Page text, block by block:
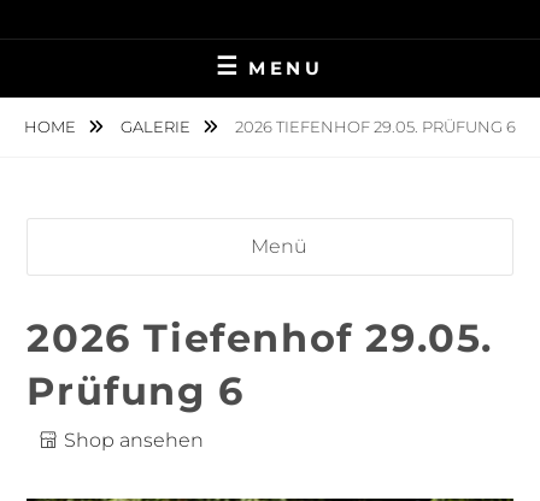
to
NINA MÜNCH
FOTOGRAFIE
MENU
HOME GALERIE 2026 TIEFENHOF 29.05. PRÜFUNG 6
Menü
2026 Tiefenhof 29.05.
Prüfung 6
Shop ansehen